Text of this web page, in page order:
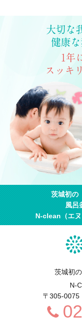
大切な
健康な
1年
スッキ
茨城初の
風呂
N-clean（エヌ
茨城初
N-
〒305-0075